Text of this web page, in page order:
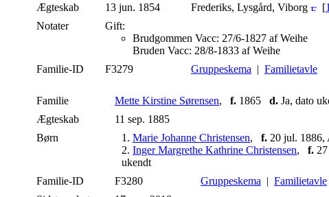
Ægteskab
13 jun. 1854 Frederiks, Lysgård, Viborg [1
Notater
Gift:
Brudgommen Vacc: 27/6-1827 af Weihe
Bruden Vacc: 28/8-1833 af Weihe
Familie-ID
F3279 Gruppeskema | Familietavle
Familie Mette Kirstine Sørensen, f. 1865 d. Ja, dato
Ægteskab
11 sep. 1885
Børn
1. Marie Johanne Christensen, f. 20 jul. 1886,
2. Inger Margrethe Kathrine Christensen, f.
ukendt
Familie-ID
F3280 Gruppeskema | Familietavle